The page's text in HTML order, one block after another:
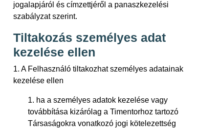
jogalapjáról és címzettjéről a panaszkezelési
szabályzat szerint.
Tiltakozás személyes adat
kezelése ellen
1. A Felhasználó tiltakozhat személyes adatainak
kezelése ellen
1. ha a személyes adatok kezelése vagy
továbbítása kizárólag a Timentorhoz tartozó
Társaságokra vonatkozó jogi kötelezettség